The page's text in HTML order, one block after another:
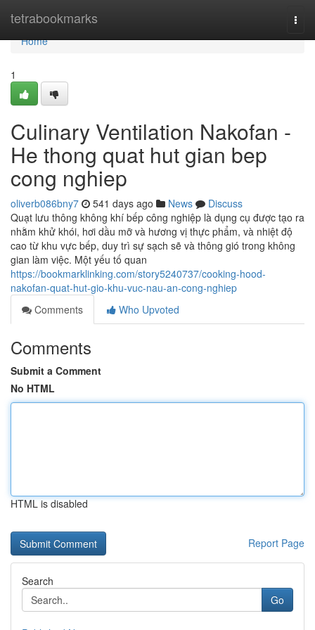
tetrabookmarks
Home
Home
1
Culinary Ventilation Nakofan -
He thong quat hut gian bep
cong nghiep
oliverb086bny7 541 days ago News
Discuss
Quạt lưu thông không khí bếp công nghiệp là dụng cụ được tạo ra
nhằm khử khói, hơi dầu mỡ và hương vị thực phẩm, và nhiệt độ
cao từ khu vực bếp, duy trì sự sạch sẽ và thông gió trong không
gian làm việc. Một yếu tố quan
https://bookmarklinking.com/story5240737/cooking-hood-
nakofan-quat-hut-gio-khu-vuc-nau-an-cong-nghiep
Comments
Who Upvoted
Comments
Submit a Comment
No HTML
HTML is disabled
Report Page
Search
Go